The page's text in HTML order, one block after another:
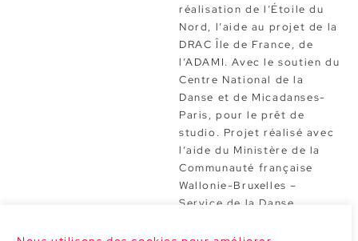
réalisation de l’Étoile du
Nord, l’aide au projet de la
DRAC Île de France, de
l’ADAMI. Avec le soutien du
Centre National de la
Danse et de Micadanses-
Paris, pour le prêt de
studio. Projet réalisé avec
l’aide du Ministère de la
Communauté française
Wallonie-Bruxelles –
Service de la Danse.